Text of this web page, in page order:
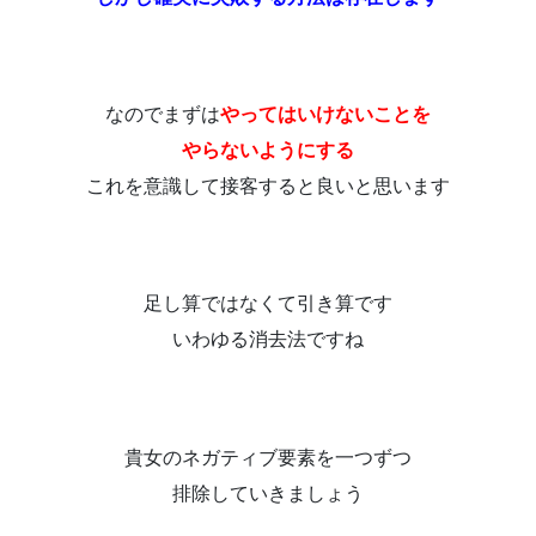
なのでまずはやってはいけないことを
やらないようにする
これを意識して接客すると良いと思います
足し算ではなくて引き算です
いわゆる消去法ですね
貴女のネガティブ要素を一つずつ
排除していきましょう